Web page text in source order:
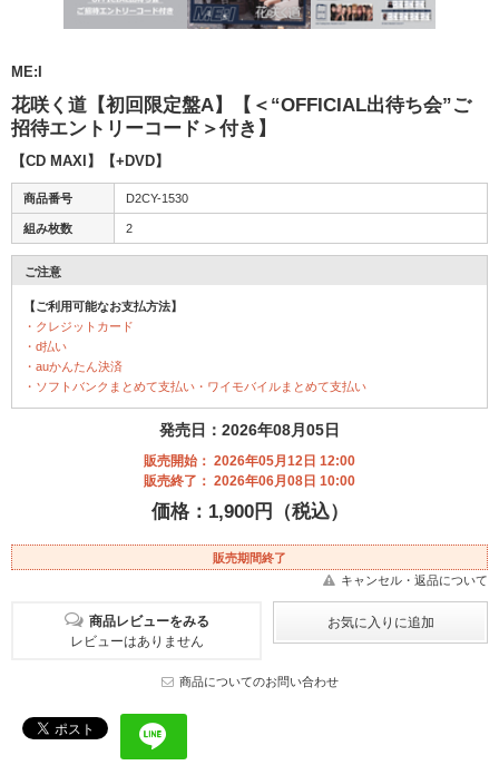
ME:I
花咲く道【初回限定盤A】【＜“OFFICIAL出待ち会”ご
招待エントリーコード＞付き】
【CD MAXI】【+DVD】
商品番号 D2CY-1530
組み枚数 2
ご注意
【ご利用可能なお支払方法】
・クレジットカード
・d払い
・auかんたん決済
・ソフトバンクまとめて支払い・ワイモバイルまとめて支払い
発売日：2026年08月05日
販売開始： 2026年05月12日 12:00
販売終了： 2026年06月08日 10:00
価格：1,900円（税込）
販売期間終了
キャンセル・返品について
商品レビューをみる
レビューはありません
商品についてのお問い合わせ